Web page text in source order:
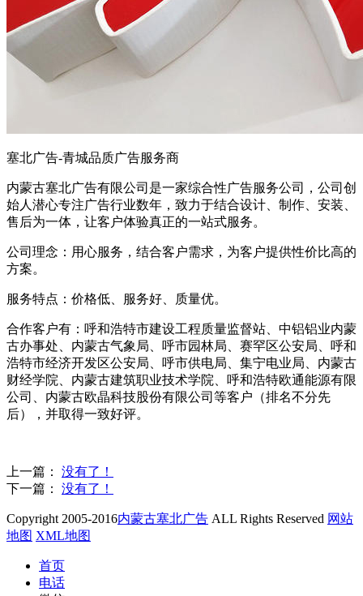
塞北广告-青城品质广告服务商
内蒙古塞北广告有限公司是一家综合性广告服务公司，公司创
始人潜心专注广告行业数年，致力于结合设计、制作、安装、
售后为一体，让客户体验真正的一站式服务。
公司理念：用心服务，结合客户需求，为客户提供性价比高的
方案。
服务特点：价格低、服务好、质量优。
合作客户有：呼和浩特市建设工程质量监督站、中铝铝业内蒙
古办事处、内蒙古气象局、呼市园林局、赛罕区公安局、呼和
浩特市经济开发区公安局、呼市供电局、集宁电业局、内蒙古
财经学院、内蒙古建筑职业技术学院、呼和浩特欧通能源有限
公司、内蒙古欧晶科技股份有限公司等客户（排名不分先
后），并取得一致好评。
上一篇： 没有了！
下一篇： 没有了！
Copyright 2005-2016内蒙古塞北广告 ALL Rights Reserved 网站
地图 XML地图
首页
电话